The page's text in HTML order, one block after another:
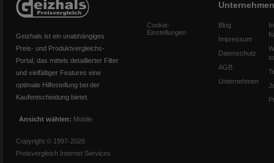
Geizhals ist ein unabhängiges
Preis- und Produktvergleichs-
Portal, das mittels detaillierter Filter
und vielfältiger Features eine
optimale Hilfestellung bei der
Kaufentscheidung bietet.
Ansicht wählen: Mobile
Copyright © 1997-2026
Preisvergleich Internet Services
Cookie-
Einstellungen
Unternehmen
Blog
Impressum
Datenschutz
AGB
Unternehmen